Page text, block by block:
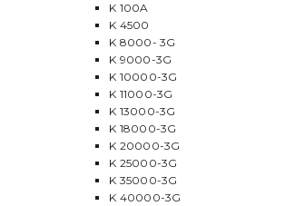
K 100A
K 4500
K 8000- 3G
K 9000-3G
K 10000-3G
K 11000-3G
K 13000-3G
K 18000-3G
K 20000-3G
K 25000-3G
K 35000-3G
K 40000-3G